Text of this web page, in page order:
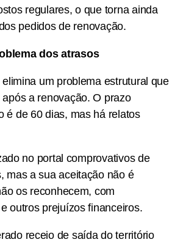
regulares, o que torna ainda
pedidos de renovação.
dos atrasos
um problema estrutural que
a renovação. O prazo
é de 60 dias, mas há relatos
no portal comprovativos de
mas a sua aceitação não é
os reconhecem, com
outros prejuízos financeiros.
receio de saída do território